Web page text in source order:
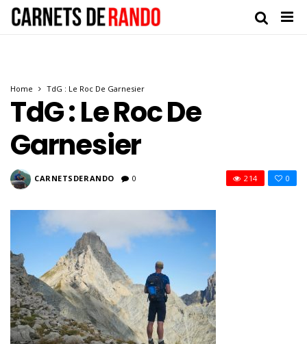
Home TdG : Le Roc De Garnesier
TdG : Le Roc De
Garnesier
CARNETSDERANDO 0 0
214